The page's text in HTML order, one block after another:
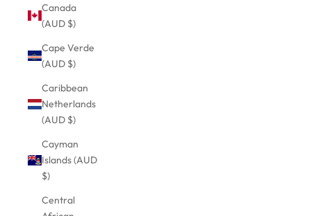
Canada
(AUD $)
Cape Verde
(AUD $)
Caribbean
Netherlands
(AUD $)
Cayman
Islands (AUD
$)
Central